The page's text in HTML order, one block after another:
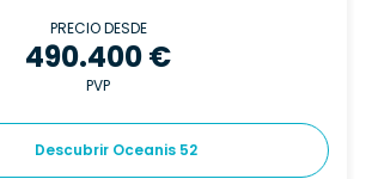
PRECIO DESDE
490.400 €
PVP
Descubrir Oceanis 52